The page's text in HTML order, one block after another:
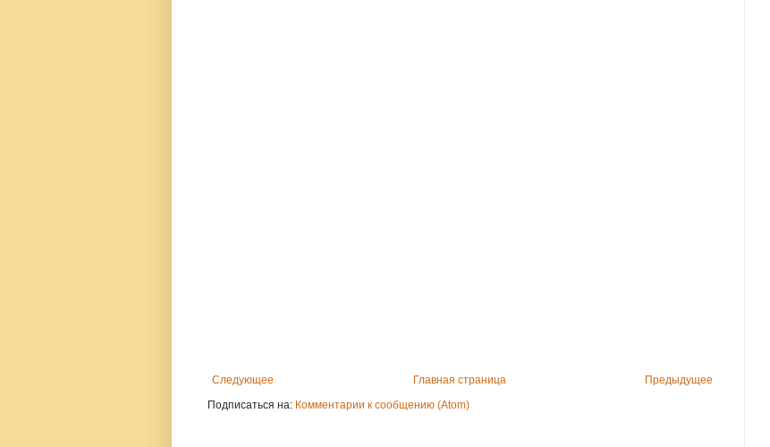
Следующее Предыдущее
Главная страница
Подписаться на: Комментарии к сообщению (Atom)